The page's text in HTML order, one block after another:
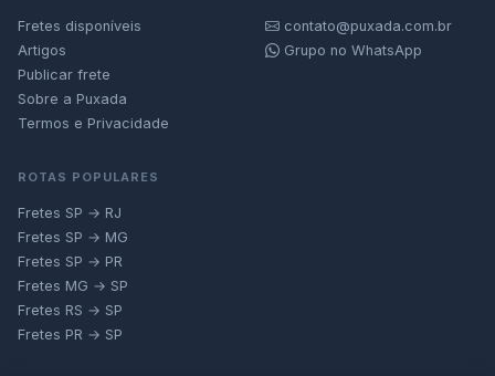
Fretes disponíveis
Artigos
Publicar frete
Sobre a Puxada
Termos e Privacidade
contato@puxada.com.br
Grupo no WhatsApp
ROTAS POPULARES
Fretes SP → RJ
Fretes SP → MG
Fretes SP → PR
Fretes MG → SP
Fretes RS → SP
Fretes PR → SP